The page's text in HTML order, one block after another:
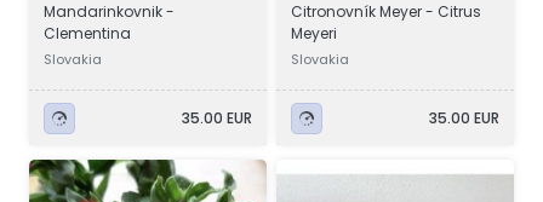
Mandarinkovnik -
Clementina
Slovakia
35.00 EUR
Citronovník Meyer - Citrus
Meyeri
Slovakia
35.00 EUR